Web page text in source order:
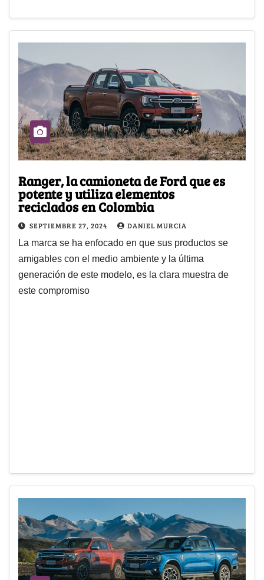
Ranger, la camioneta de Ford que es
potente y utiliza elementos
reciclados en Colombia
SEPTIEMBRE 27, 2024 DANIEL MURCIA
La marca se ha enfocado en que sus productos se
amigables con el medio ambiente y la última
generación de este modelo, es la clara muestra de
este compromiso